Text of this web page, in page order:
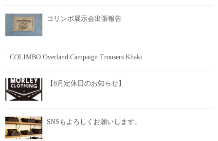
コリンボ展示会出張報告
COLIMBO Overland Campaign Trousers Khaki
【8月定休日のお知らせ】
SNSもよろしくお願いします。